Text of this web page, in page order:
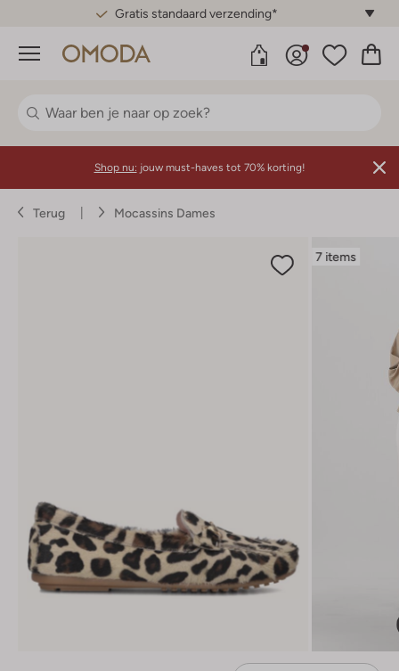
Gratis standaard verzending*
Menu
Shop nu: jouw must-haves tot 70% korting!
Terug Mocassins Dames
7 items